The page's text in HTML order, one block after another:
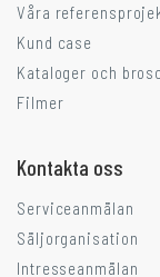
Våra
Kund case
Kataloger och
Filmer
Kontakta oss
Serviceanmälan
Säljorganisation
Intresseanmälan